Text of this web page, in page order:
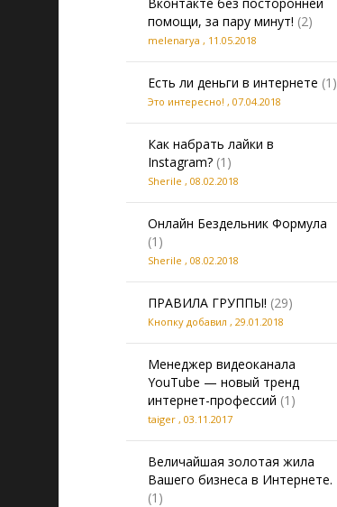
помощи, за пару минут! (2)
melenarya , 11.05.2018
Есть ли деньги в интернете (1)
Это интересно! , 07.04.2018
Как набрать лайки в
Instagram? (1)
Sherile , 08.02.2018
Онлайн Бездельник Формула
(1)
Sherile , 08.02.2018
ПРАВИЛА ГРУППЫ! (29)
Кнопку добавил , 29.01.2018
Менеджер видеоканала
YouTube — новый тренд
интернет-профессий (1)
taiger , 03.11.2017
Величайшая золотая жила
Вашего бизнеса в Интернете.
(1)